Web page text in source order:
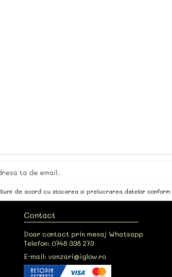
Sunt de acord cu stocarea si prelucrarea datelor conform
Contact
Doar contact prin mesaj Whatsapp
Telefon: 0748 338 273
E-mail: vanzari@iglow.ro